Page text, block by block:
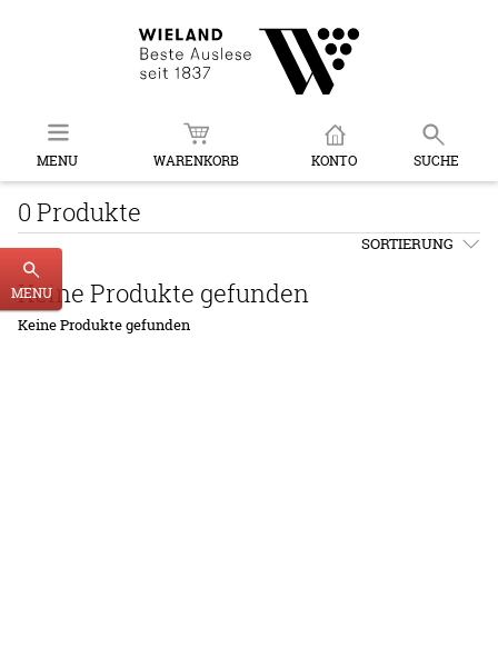
MENU WARENKORB KONTO SUCHE
MENU
0 Produkte
SORTIERUNG
Keine Produkte gefunden
Keine Produkte gefunden